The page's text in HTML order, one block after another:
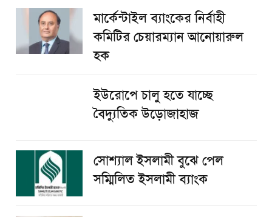
মার্কেন্টাইল ব্যাংকের নির্বাহী
কমিটির চেয়ারম্যান আনোয়ারুল
হক
ইউরোপে চালু হতে যাচ্ছে
বৈদ্যুতিক উড়োজাহাজ
সোশ্যাল ইসলামী বুঝে পেল
সম্মিলিত ইসলামী ব্যাংক